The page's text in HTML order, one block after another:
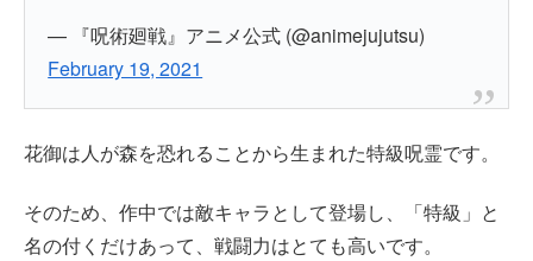
— 『呪術廻戦』アニメ公式 (@animejujutsu)
February 19, 2021
花御は人が森を恐れることから生まれた特級呪霊です。
そのため、作中では敵キャラとして登場し、「特級」と
名の付くだけあって、戦闘力はとても高いです。